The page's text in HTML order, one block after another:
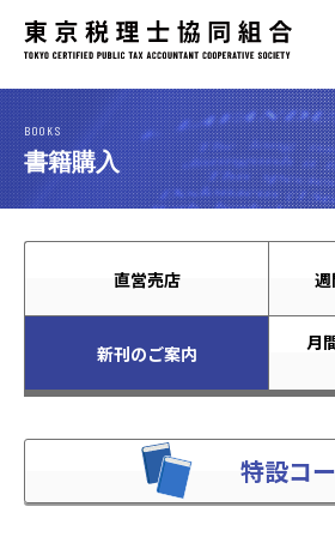
BOOKS
書籍購入
直営売店
新刊のご案内
月
特設コ